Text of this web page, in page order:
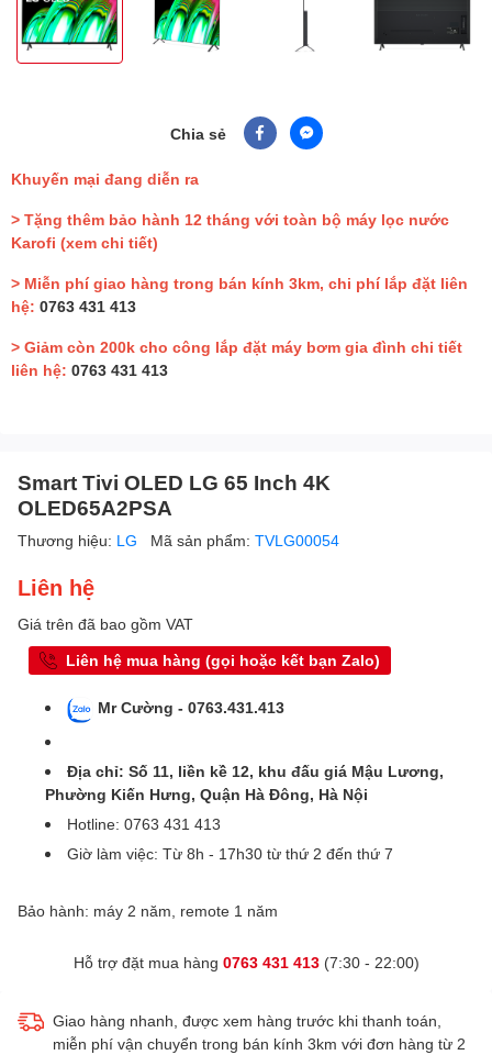
Chia sẻ
Khuyến mại đang diễn ra
> Tặng thêm bảo hành 12 tháng với toàn bộ máy lọc nước
Karofi (xem chi tiết)
> Miễn phí giao hàng trong bán kính 3km, chi phí lắp đặt liên
hệ: 0763 431 413
> Giảm còn 200k cho công lắp đặt máy bơm gia đình chi tiết
liên hệ: 0763 431 413
Smart Tivi OLED LG 65 Inch 4K
OLED65A2PSA
Thương hiệu: LG Mã sản phẩm: TVLG00054
Liên hệ
Giá trên đã bao gồm VAT
Liên hệ mua hàng (gọi hoặc kết bạn Zalo)
Mr Cường - 0763.431.413
Địa chỉ: Số 11, liền kề 12, khu đấu giá Mậu Lương,
Phường Kiến Hưng, Quận Hà Đông, Hà Nội
Hotline: 0763 431 413
Giờ làm việc: Từ 8h - 17h30 từ thứ 2 đến thứ 7
Bảo hành: máy 2 năm, remote 1 năm
Hỗ trợ đặt mua hàng 0763 431 413(7:30 - 22:00)
Giao hàng nhanh, được xem hàng trước khi thanh toán,
miễn phí vận chuyển trong bán kính 3km với đơn hàng từ 2